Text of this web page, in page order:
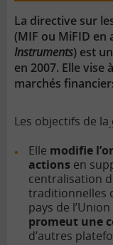
La directive sur
(MIF ou MiFID en
Instruments) est
en 2007. Elle
marchés
Les objectifs de la
Elle modifie
actions en
centralisation
traditionnelles
pays de
promeut une
d’autres